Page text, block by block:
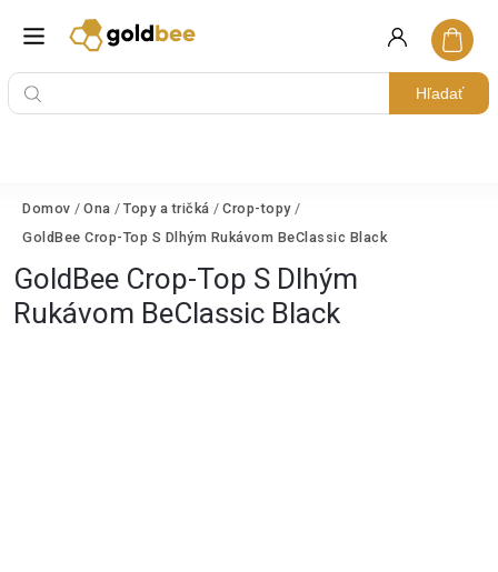
Hľadať
Domov / Ona / Topy a tričká / Crop-topy /
GoldBee Crop-Top S Dlhým Rukávom BeClassic Black
GoldBee Crop-Top S Dlhým
Rukávom BeClassic Black